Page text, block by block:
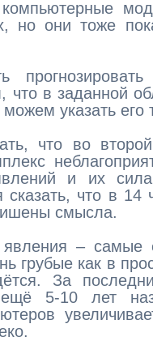
но они тоже
в заданной
указать его
что во
и их
что в
смысла.
–
грубые как в
За
5-10 лет